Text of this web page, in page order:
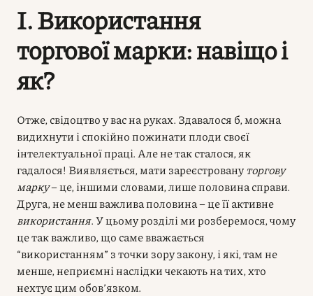
I. Використання
торгової марки: навіщо і
як?
Отже, свідоцтво у вас на руках. Здавалося б, можна
видихнути і спокійно пожинати плоди своєї
інтелектуальної праці. Але не так сталося, як
гадалося! Виявляється, мати зареєстровану торгову
марку– це, іншими словами, лише половина справи.
Друга, не менш важлива половина – це її активне
використання. У цьому розділі ми розберемося, чому
це так важливо, що саме вважається
“використанням” з точки зору закону, і які, там не
менше, неприємні наслідки чекають на тих, хто
нехтує цим обов’язком.